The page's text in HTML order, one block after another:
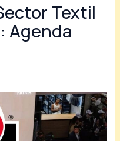
Textil
Agenda